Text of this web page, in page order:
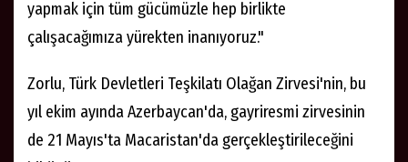
çalışan farklı güç merkezlerinin hedefi, Türk asrını ve
Türk koridorunu akamete uğratmaktır. Bu tehditlere
tutunup imkanlarımızı, halklarımızın refahına
dönüştürebildiğimiz sürece, güç birliğimiz geleceğe
taşınacaktır. Cumhurbaşkanımız Sayın Recep Tayyip